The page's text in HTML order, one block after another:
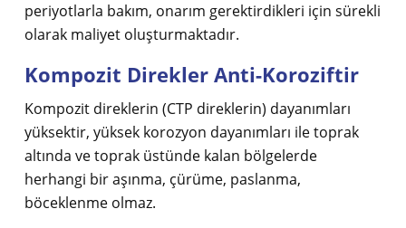
periyotlarla bakım, onarım gerektirdikleri için sürekli
olarak maliyet oluşturmaktadır.
Kompozit Direkler Anti-Koroziftir
Kompozit direklerin (CTP direklerin) dayanımları
yüksektir, yüksek korozyon dayanımları ile toprak
altında ve toprak üstünde kalan bölgelerde
herhangi bir aşınma, çürüme, paslanma,
böceklenme olmaz.